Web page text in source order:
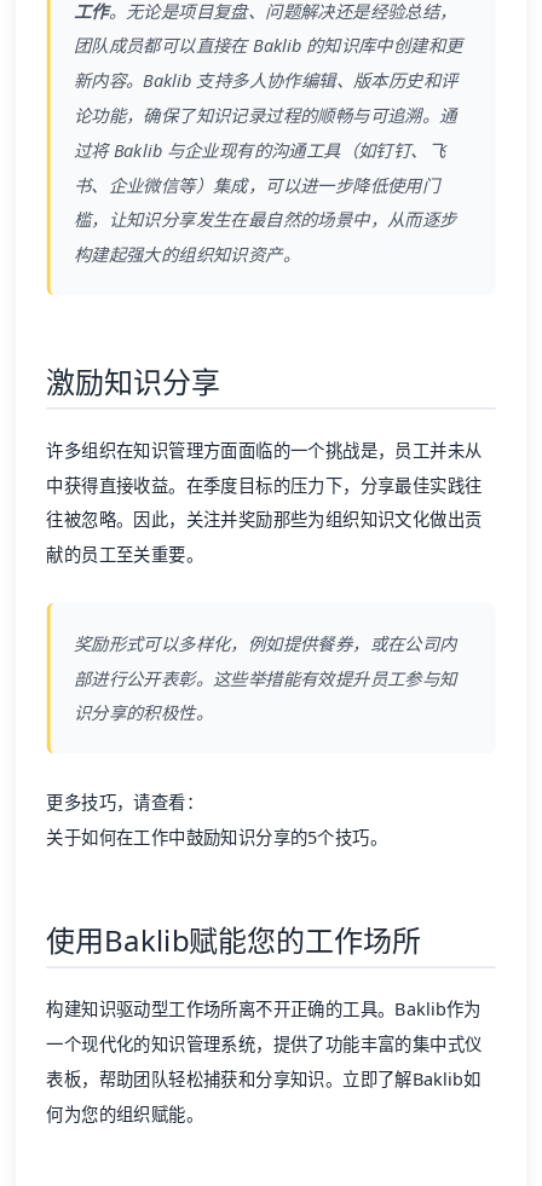
工作。无论是项目复盘、问题解决还是经验总结，
团队成员都可以直接在 Baklib 的知识库中创建和更
新内容。Baklib 支持多人协作编辑、版本历史和评
论功能，确保了知识记录过程的顺畅与可追溯。通
过将 Baklib 与企业现有的沟通工具（如钉钉、飞
书、企业微信等）集成，可以进一步降低使用门
槛，让知识分享发生在最自然的场景中，从而逐步
构建起强大的组织知识资产。
激励知识分享
许多组织在知识管理方面面临的一个挑战是，员工并未从
中获得直接收益。在季度目标的压力下，分享最佳实践往
往被忽略。因此，关注并奖励那些为组织知识文化做出贡
献的员工至关重要。
奖励形式可以多样化，例如提供餐券，或在公司内
部进行公开表彰。这些举措能有效提升员工参与知
识分享的积极性。
更多技巧，请查看：
关于如何在工作中鼓励知识分享的5个技巧。
使用Baklib赋能您的工作场所
构建知识驱动型工作场所离不开正确的工具。Baklib作为
一个现代化的知识管理系统，提供了功能丰富的集中式仪
表板，帮助团队轻松捕获和分享知识。立即了解Baklib如
何为您的组织赋能。